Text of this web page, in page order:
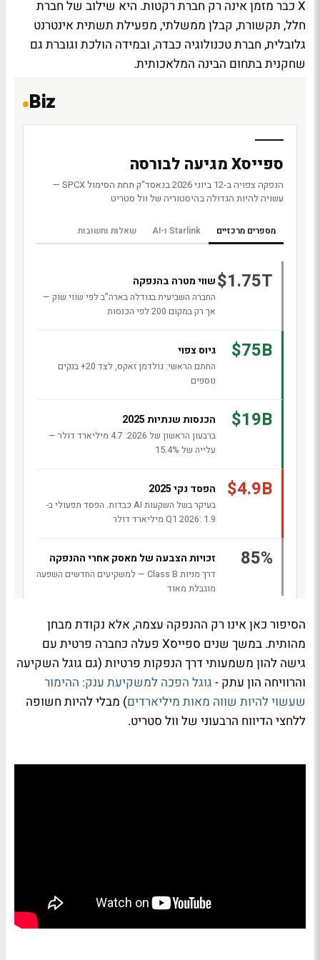
X כבר מזמן אינה רק חברת רקטות. היא שילוב של חברת
חלל, תקשורת, קבלן ממשלתי, מפעילת תשתית אינטרנט
גלובלית, חברת טכנולוגיה כבדה, ובמידה הולכת וגוברת גם
שחקנית בתחום הבינה המלאכותית.
הסיפור כאן אינו רק ההנפקה עצמה, אלא נקודת מבחן
מהותית. במשך שנים ספייסX פעלה כחברה פרטית עם
גישה להון משמעותי דרך הנפקות פרטיות (גם גוגל השקיעה
והרוויחה הון עתק - גוגל הפכה למשקיעת ענק: ההימור
שעשוי להיות שווה מאות מיליארדים) מבלי להיות חשופה
ללחצי הדיווח הרבעוני של וול סטריט.